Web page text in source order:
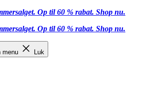
Op til 60 % rabat. Shop nu.
Op til 60 % rabat. Shop nu.
menu Luk